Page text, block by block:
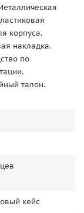
корпуса.
накладка.
по
талон.
кейс